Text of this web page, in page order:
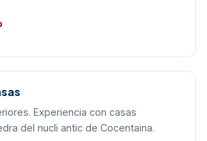
Experiencia con casas
del nucli antic de Cocentaina.